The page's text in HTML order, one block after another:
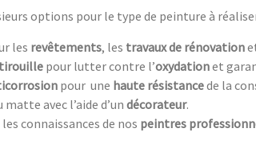
options pour le type de peinture à
les revêtements, les travauxde rénovation
pour lutter contre l’oxydationet
pour une haute résistancede la
matte avec l’aide d’un décorateur.
connaissances de nos peintres